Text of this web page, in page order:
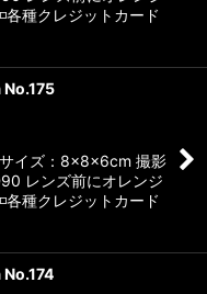
各種クレジットカード
イズ：8×8×6cm 撮影
レンズ前にオレンジ
各種クレジットカード